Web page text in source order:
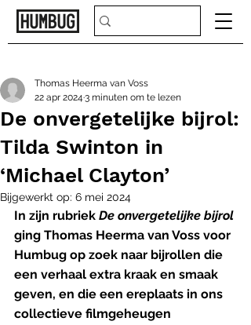
De onvergetelijke bijrol:
Tilda Swinton in
‘Michael Clayton’
Thomas Heerma van Voss
22 apr 2024 3 minuten om te lezen
Bijgewerkt op: 6 mei 2024
In zijn rubriek De onvergetelijke bijrol
ging Thomas Heerma van Voss voor
Humbug op zoek naar bijrollen die
een verhaal extra kraak en smaak
geven, en die een ereplaats in ons
collectieve filmgeheugen